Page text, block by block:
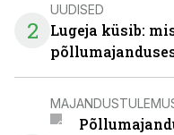
2
UUDISED
Lugeja küsib: